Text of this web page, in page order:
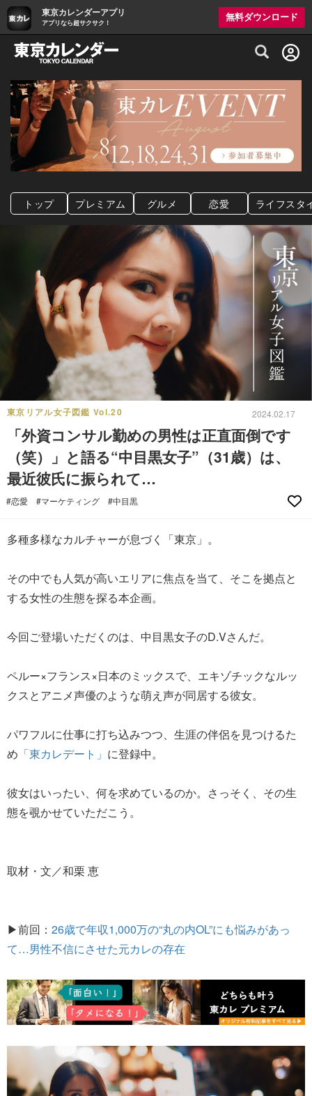
東京カレンダーアプリ
アプリなら超サクサク！
無料ダウンロード
グルメ情報・プレミアムレストラン予約
トップ プレミアム グルメ 恋愛 ライフスタ
東京リアル女子図鑑 Vol.20 2024.02.17
「外資コンサル勤めの男性は正直面倒です
（笑）」と語る“中目黒女子”（31歳）は、
最近彼氏に振られて…
#恋愛 #マーケティング #中目黒
多種多様なカルチャーが息づく「東京」。
その中でも人気が高いエリアに焦点を当て、そこを拠点と
する女性の生態を探る本企画。
今回ご登場いただくのは、中目黒女子のD.Vさんだ。
ペルー×フランス×日本のミックスで、エキゾチックなルッ
クスとアニメ声優のような萌え声が同居する彼女。
パワフルに仕事に打ち込みつつ、生涯の伴侶を見つけるた
め 「東カレデート」 に登録中。
彼女はいったい、何を求めているのか。さっそく、その生
態を覗かせていただこう。
取材・文／和栗 恵
▶前回： 26歳で年収1,000万の“丸の内OL”にも悩みがあっ
て…男性不信にさせた元カレの存在